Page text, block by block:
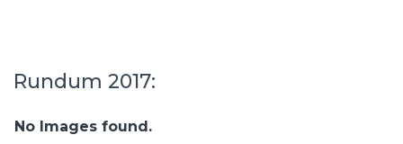
Rundum 2017:
No Images found.